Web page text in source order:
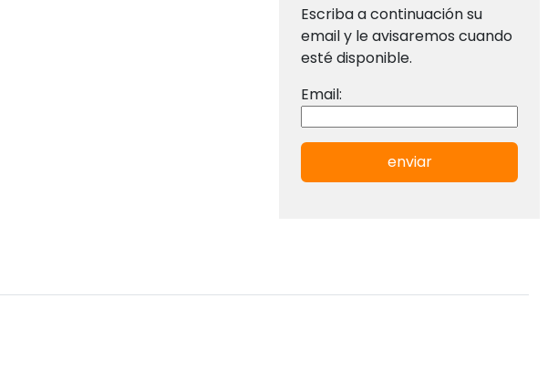
Escriba a continuación su
email y le avisaremos cuando
esté disponible.
Email:
enviar